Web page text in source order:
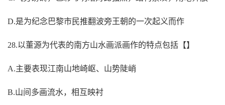
D.是为纪念巴黎市民推翻波旁王朝的一次起义而作
28.以董源为代表的南方山水画派画作的特点包括【】
A.主要表现江南山地崎岖、山势陡峭
B.山间多画流水，相互映衬